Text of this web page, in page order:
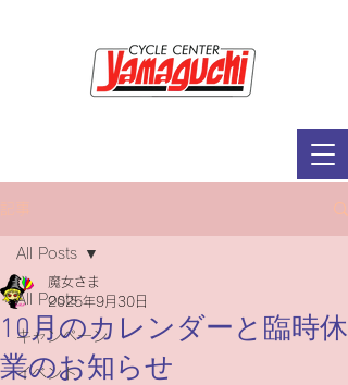
All Posts
キャンペーン
イベント
All Posts
10月のカレンダーと臨時休
業のお知らせ
魔女さま
2025年9月30日